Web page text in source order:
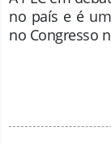
no país e é
no Congresso